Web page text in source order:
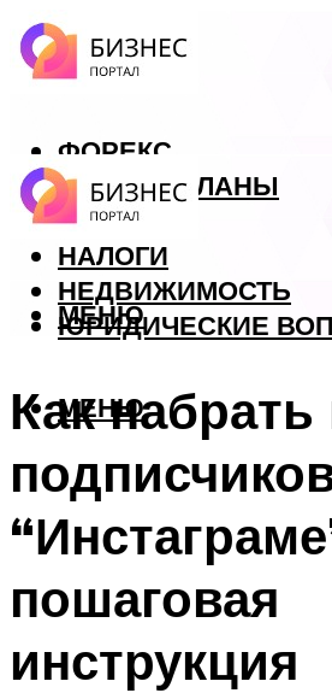
ФОРЕКС
БИЗНЕС ПЛАНЫ
КРЕДИТЫ
НАЛОГИ
НЕДВИЖИМОСТЬ
ЮРИДИЧЕСКИЕ
МЕНЮ
МЕНЮ
Как
пошаговая
инструкция